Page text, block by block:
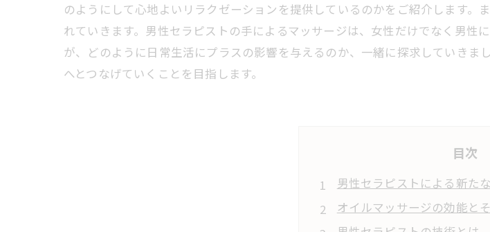
のようにして心地よいリラクゼーションを提供しているのかをご紹介します
れていきます。男性セラピストの手によるマッサージは、女性だけでなく男
が、どのように日常生活にプラスの影響を与えるのか、一緒に探求していき
へとつなげていくことを目指します。
目次
男性セラピストによる新た
オイルマッサージの効能と